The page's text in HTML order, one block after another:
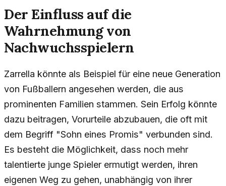
Der Einfluss auf die
Wahrnehmung von
Nachwuchsspielern
Zarrella könnte als Beispiel für eine neue Generation
von Fußballern angesehen werden, die aus
prominenten Familien stammen. Sein Erfolg könnte
dazu beitragen, Vorurteile abzubauen, die oft mit
dem Begriff "Sohn eines Promis" verbunden sind.
Es besteht die Möglichkeit, dass noch mehr
talentierte junge Spieler ermutigt werden, ihren
eigenen Weg zu gehen, unabhängig von ihrer